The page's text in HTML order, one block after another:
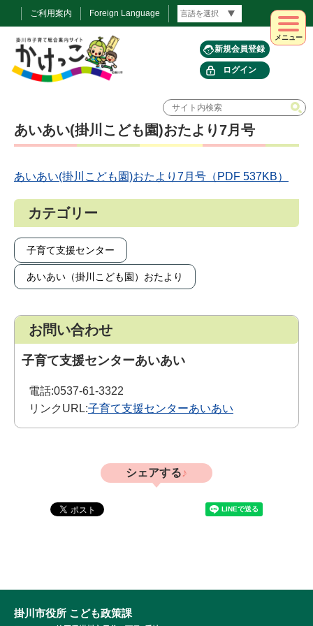
ご利用案内 Foreign Language
新規会員登録
ログイン
メニュー
あいあい(掛川こども園)おたより7月号
あいあい(掛川こども園)おたより7月号（PDF 537KB）
カテゴリー
子育て支援センター
あいあい（掛川こども園）おたより
お問い合わせ
子育て支援センターあいあい
電話:0537-61-3322
リンクURL:子育て支援センターあいあい
シェアする
掛川市役所 こども政策課